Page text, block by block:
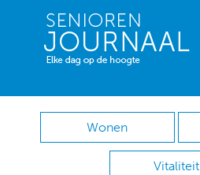
Wonen
Vitaliteit